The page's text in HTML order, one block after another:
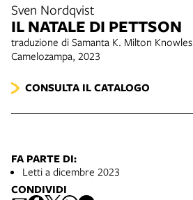
Sven Nordqvist
IL NATALE DI PETTSON
traduzione di Samanta K. Milton Knowles
Camelozampa, 2023
CONSULTA IL CATALOGO
FA PARTE DI:
Letti a dicembre 2023
CONDIVIDI